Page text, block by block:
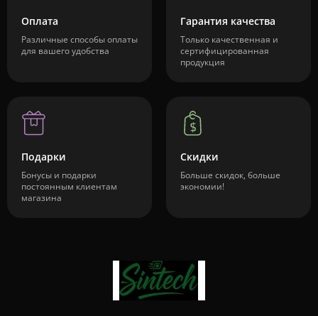
Оплата
Различные способы оплаты
для вашего удобства
Гарантия качества
Только качественная и
сертифицированная
продукция
Подарки
Бонусы и подарки
постоянным клиентам
магазина
Скидки
Больше скидок, больше
экономии!